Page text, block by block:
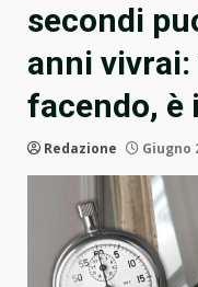
secondi
anni
facendo, è
Redazione Giugno